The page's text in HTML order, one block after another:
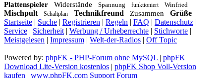
Plattenspieler Widerstände Spannung funktioniert Winfried
Mischpult Schaltplan Technikfreund Zusammen
Grüße
Startseite | Suche | Registrieren | Regeln | FAQ | Datenschutz |
Service | Sicherheit | Werbung / Urheberrechte | Stichworte |
Meistgelesen | Impressum | Welt-der-Radios | Off Topic
Powered by: phpFK - PHP-Forum ohne MySQL | phpFK
Download Lite-Version kostenlos | phpFK Shop Voll-Version
kaufen | www.phpFK.com Support Forum